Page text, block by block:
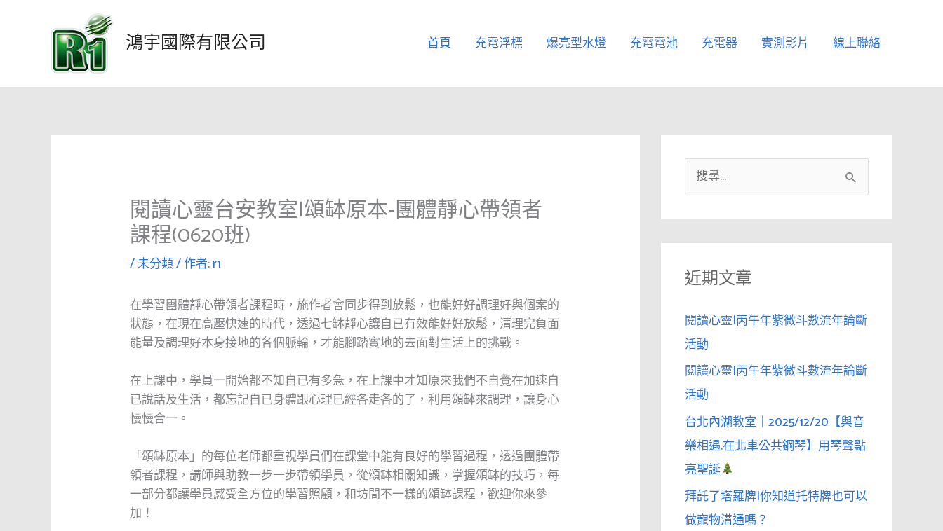
內
鴻宇國際有限公司 首頁 充電浮標 爆亮型水燈 充電電池 充電器 實測影片 線上聯絡
閱讀心靈台安教室|頌缽原本-團體靜心帶領者
課程(0620班)
/未分類/ 作者:r1
在學習團體靜心帶領者課程時，施作者會同步得到放鬆，也能好好調理好與個案的
狀態，在現在高壓快速的時代，透過七缽靜心讓自已有效能好好放鬆，清理完負面
能量及調理好本身接地的各個脈輪，才能腳踏實地的去面對生活上的挑戰。
在上課中，學員一開始都不知自已有多急，在上課中才知原來我們不自覺在加速自
已說話及生活，都忘記自已身體跟心理已經各走各的了，利用頌缽來調理，讓身心
慢慢合一。
「頌缽原本」的每位老師都重視學員們在課堂中能有良好的學習過程，透過團體帶
領者課程，講師與助教一步一步帶領學員，從頌缽相關知識，掌握頌缽的技巧，每
一部分都讓學員感受全方位的學習照顧，和坊間不一樣的頌缽課程，歡迎你來參
加！
尋
關
鍵
字
近期文章
閱讀心靈|丙午年紫微斗數流年論斷
活動
閱讀心靈|丙午年紫微斗數流年論斷
活動
台北內湖教室｜2025/12/20【與音
樂相遇.在北車公共鋼琴】用琴聲點
亮聖誕
拜託了塔羅牌|你知道托特牌也可以
做寵物溝通嗎？